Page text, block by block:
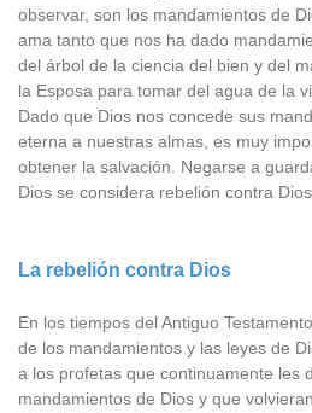
observar, son los mandamientos de
ama tanto que nos ha dado
del árbol de la ciencia del bien y del
la Esposa para tomar del agua de la
Dado que Dios nos concede sus
eterna a nuestras almas, es muy
obtener la salvación. Negarse a
Dios se considera rebelión contra
La rebelión contra Dios
En los tiempos del Antiguo
de los mandamientos y las leyes de
a los profetas que continuamente les
mandamientos de Dios y que